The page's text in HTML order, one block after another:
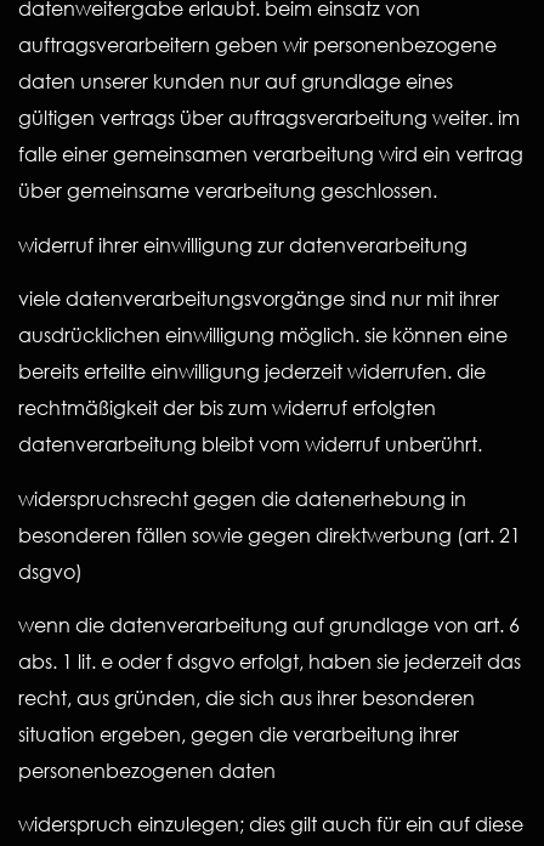
datenweitergabe erlaubt. beim einsatz von
auftragsverarbeitern geben wir personenbezogene
daten unserer kunden nur auf grundlage eines
gültigen vertrags über auftragsverarbeitung weiter. im
falle einer gemeinsamen verarbeitung wird ein vertrag
über gemeinsame verarbeitung geschlossen.
widerruf ihrer einwilligung zur datenverarbeitung
viele datenverarbeitungsvorgänge sind nur mit ihrer
ausdrücklichen einwilligung möglich. sie können eine
bereits erteilte einwilligung jederzeit widerrufen. die
rechtmäßigkeit der bis zum widerruf erfolgten
datenverarbeitung bleibt vom widerruf unberührt.
widerspruchsrecht gegen die datenerhebung in
besonderen fällen sowie gegen direktwerbung (art. 21
dsgvo)
wenn die datenverarbeitung auf grundlage von art. 6
abs. 1 lit. e oder f dsgvo erfolgt, haben sie jederzeit das
recht, aus gründen, die sich aus ihrer besonderen
situation ergeben, gegen die verarbeitung ihrer
personenbezogenen daten
widerspruch einzulegen; dies gilt auch für ein auf diese